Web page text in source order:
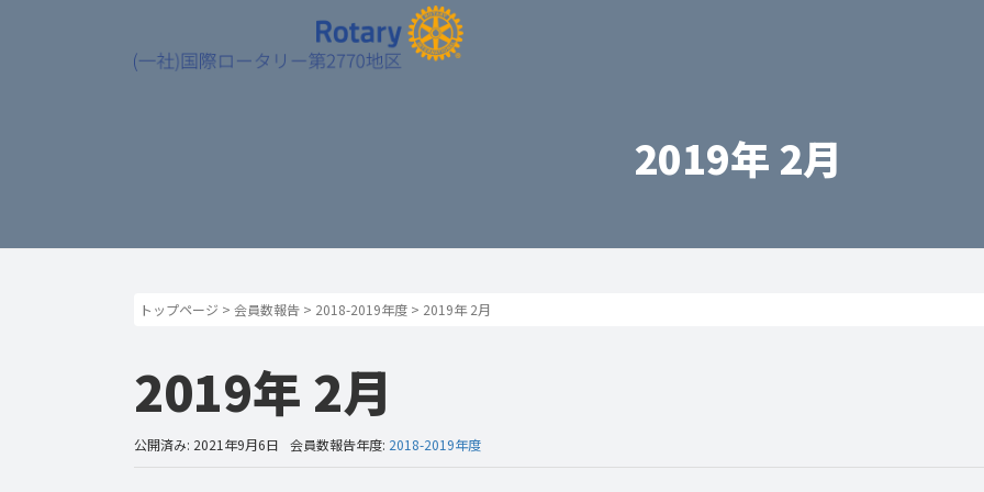
2019年 2月
トップページ > 会員数報告 > 2018-2019年度 > 2019年 2月
2019年 2月
公開済み: 2021年9月6日 会員数報告年度: 2018-2019年度